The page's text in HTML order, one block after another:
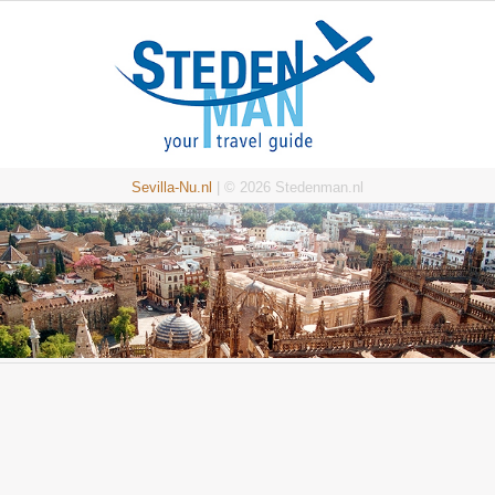
Sevilla-Nu.nl | © 2026 Stedenman.nl